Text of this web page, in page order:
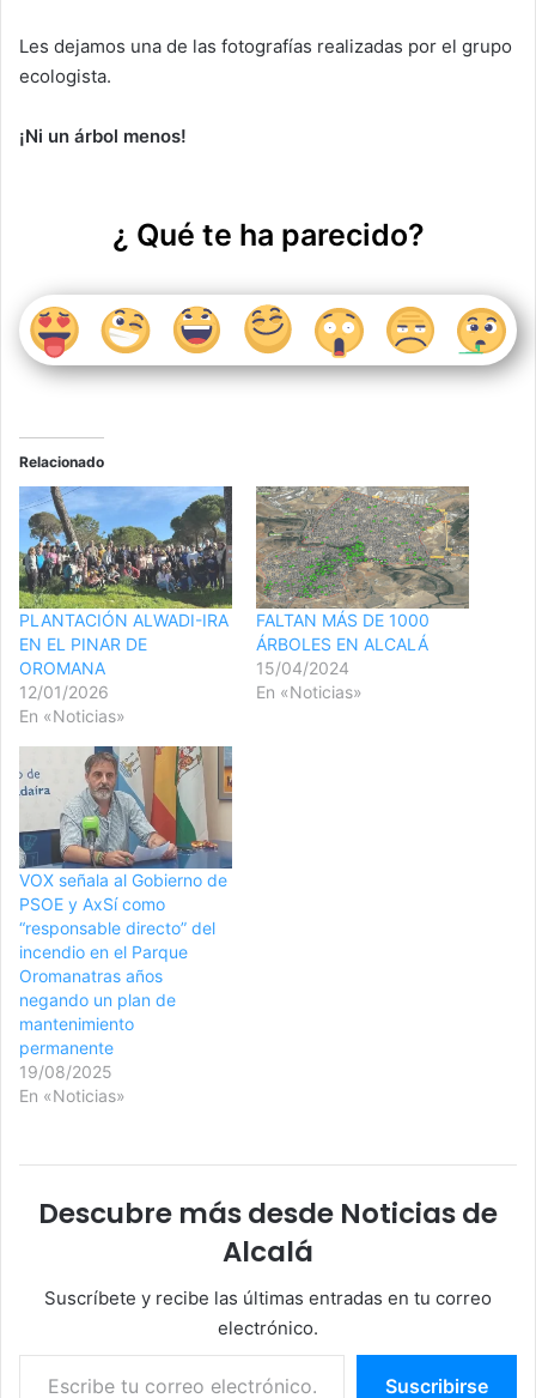
Les dejamos una de las fotografías realizadas por el grupo
ecologista.
¡Ni un árbol menos!
¿ Qué te ha parecido?
Relacionado
PLANTACIÓN ALWADI-IRA
EN EL PINAR DE
OROMANA
12/01/2026
En «Noticias»
FALTAN MÁS DE 1000
ÁRBOLES EN ALCALÁ
15/04/2024
En «Noticias»
VOX señala al Gobierno de
PSOE y AxSí como
“responsable directo” del
incendio en el Parque
Oromanatras años
negando un plan de
mantenimiento
permanente
19/08/2025
En «Noticias»
Descubre más desde Noticias de
Alcalá
Suscríbete y recibe las últimas entradas en tu correo
electrónico.
Escribe tu correo electrónico…
Suscribirse